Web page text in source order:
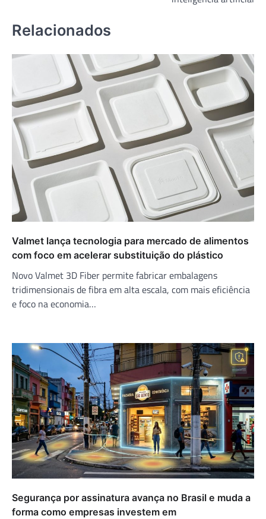
Relacionados
Valmet lança tecnologia para mercado de alimentos
com foco em acelerar substituição do plástico
Novo Valmet 3D Fiber permite fabricar embalagens
tridimensionais de fibra em alta escala, com mais eficiência
e foco na economia…
Segurança por assinatura avança no Brasil e muda a
forma como empresas investem em